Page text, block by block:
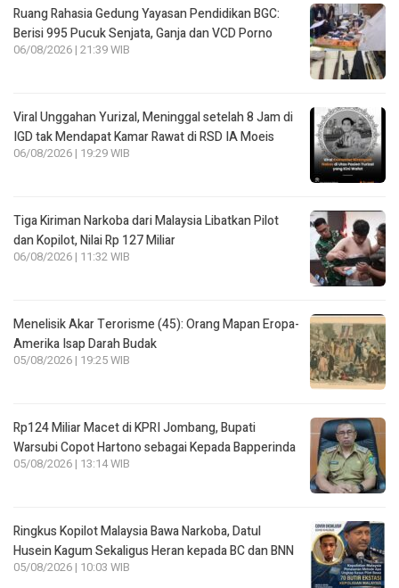
Ruang Rahasia Gedung Yayasan Pendidikan BGC:
Berisi 995 Pucuk Senjata, Ganja dan VCD Porno
06/08/2026 | 21:39 WIB
Viral Unggahan Yurizal, Meninggal setelah 8 Jam di
IGD tak Mendapat Kamar Rawat di RSD IA Moeis
06/08/2026 | 19:29 WIB
Tiga Kiriman Narkoba dari Malaysia Libatkan Pilot
dan Kopilot, Nilai Rp 127 Miliar
06/08/2026 | 11:32 WIB
Menelisik Akar Terorisme (45): Orang Mapan Eropa-
Amerika Isap Darah Budak
05/08/2026 | 19:25 WIB
Rp124 Miliar Macet di KPRI Jombang, Bupati
Warsubi Copot Hartono sebagai Kepada Bapperinda
05/08/2026 | 13:14 WIB
Ringkus Kopilot Malaysia Bawa Narkoba, Datul
Husein Kagum Sekaligus Heran kepada BC dan BNN
05/08/2026 | 10:03 WIB